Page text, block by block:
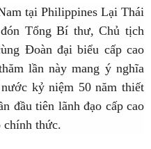
tại Philippines Lại Thái
Tổng Bí thư, Chủ tịch
Đoàn đại biểu cấp cao
lần này mang ý nghĩa
kỷ niệm 50 năm thiết
đầu tiên lãnh đạo cấp cao
chính thức.